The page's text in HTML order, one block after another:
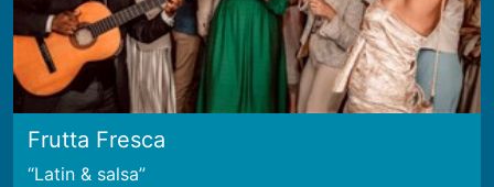
Frutta Fresca
Latin & salsa